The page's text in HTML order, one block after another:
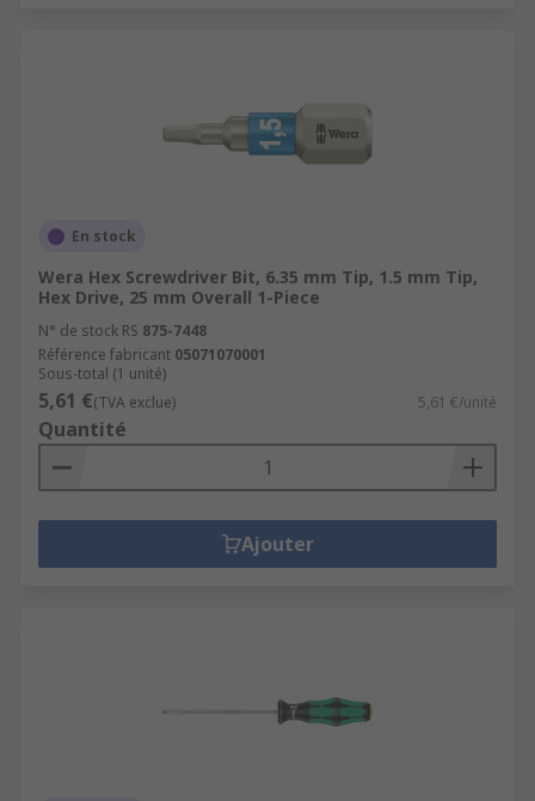
En stock
Wera Hex Screwdriver Bit, 6.35 mm Tip, 1.5 mm Tip,
Hex Drive, 25 mm Overall 1-Piece
N° de stock RS 875-7448
Référence fabricant 05071070001
Sous-total (1 unité)
5,61 €(TVA exclue) 5,61 €/unité
Quantité
Ajouter